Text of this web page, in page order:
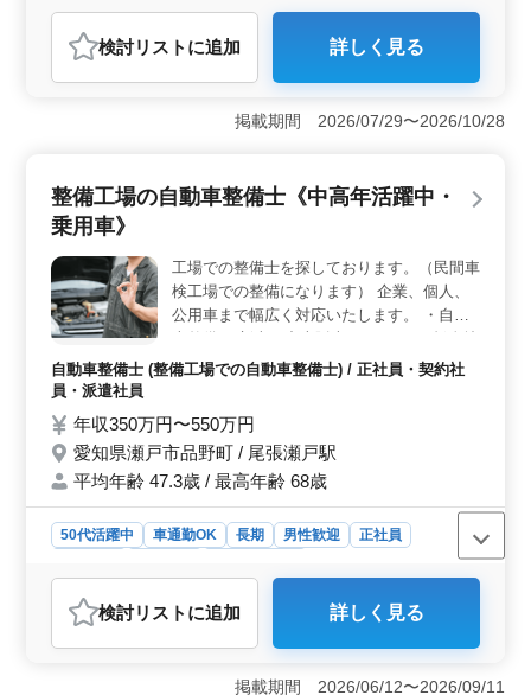
介護福祉士・介護スタッフ
おすすめポイント
＜愛知県瀬戸市のヘルパーステーションでの介護職＞
地域密着型のヘルパーステーションで、愛知県瀬戸市に
位置しています。地元の利用者へのサポートができる、
介助、入浴介助、体位変換介助、服薬介助、書類作成、
トイレへの移動や動作の介助などが含まれます。介護資
す。 ＜充実の福利厚生と働きやすい環境＞ 社会保
険完備やシフト制度（週3日以上相談可能）など、待遇面
も充実しています。また、シニア層が活躍中で、多様な
働き手を歓迎しています。
検討リスト に追加 詳しく見る
掲載期間 2026/07/29〜2026/10/28
整備工場の自動車整備士《中高年活躍中・
乗用車》
工場での整備士を探しております。（民間車
検工場での整備になります） 企業、個人、
公用車まで幅広く対応いたします。 ・自動
装 末永く乗ってもらうことをコンセプトに
自動車整備士 (整備工場での自動車整備士) / 正社員・契約社
員・派遣社員
年収350万円〜550万円
愛知県瀬戸市品野町 / 尾張瀬戸駅
平均年齢 47.3歳 / 最高年齢 68歳
50代活躍中 車通勤OK 長期 男性歓迎
正社員
検討リスト に追加 詳しく見る
掲載期間 2026/06/12〜2026/09/11